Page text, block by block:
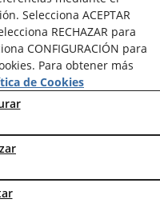
de Catalunya i
Social Europeu Plus
derechos reservados.
Selecciona ACEPTAR
RECHAZAR para
CONFIGURACIÓN para
Para obtener más
de Cookies